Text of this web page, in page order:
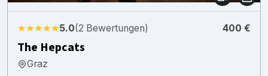
★★★★★5.0(2 Bewertungen) 400 €
The Hepcats
Graz